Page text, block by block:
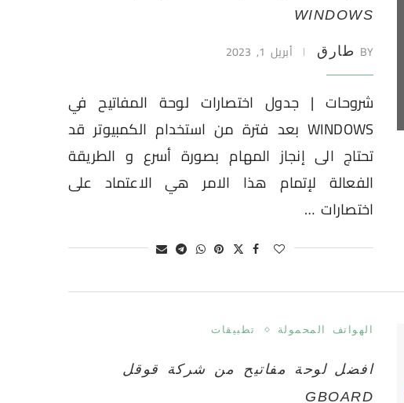
WINDOWS
BY طارق أبريل 1, 2023
شروحات | جدول اختصارات لوحة المفاتيح في
WINDOWS بعد فترة من استخدام الكمبيوتر قد
تحتاج الى إنجاز المهام بصورة أسرع و الطريقة
الفعالة لإتمام هذا الامر هي الاعتماد على
اختصارات …
الهواتف المحمولة تطبيقات
افضل لوحة مفاتيح من شركة قوقل
GBOARD